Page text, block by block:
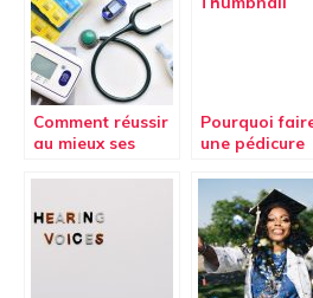
Comment réussir
au mieux ses
(Parcours d’Accès
Spécifique Santé)
à Besançon
Pourquoi
une pédicure
podologue
régulièrement